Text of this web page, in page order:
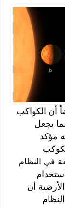
أن الكواكب
يجعل
مؤكد
في النظام
أن